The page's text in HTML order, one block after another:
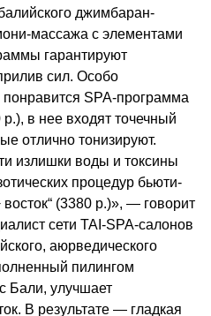
джимбаран-
массажа с элементами
гарантируют
сил. Особо
SPA-программа
в нее входят точечный
отлично тонизируют.
излишки воды и токсины
процедур бьюти-
(3380 р.)», — говорит
сети TAI-SPA-салонов
аюрведического
пилингом
Бали, улучшает
В результате — гладкая